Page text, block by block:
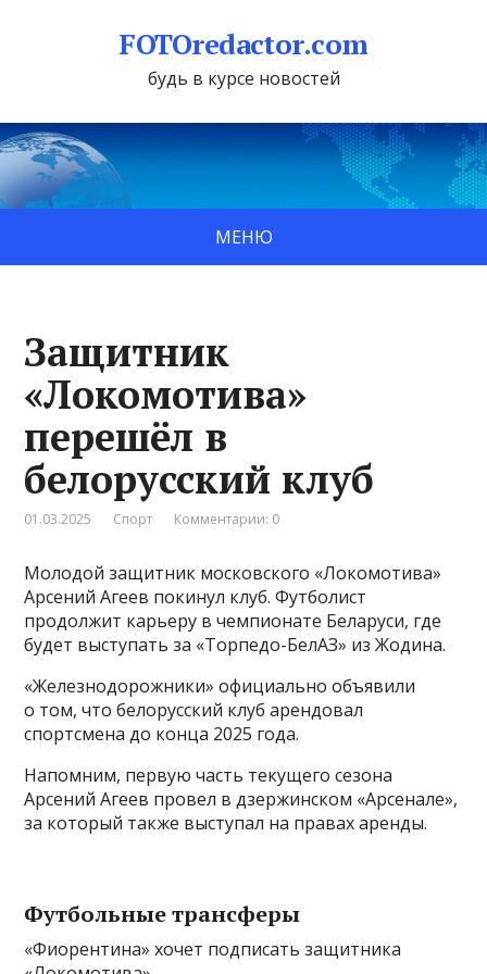
FOTOredactor.com
будь в курсе новостей
МЕНЮ
Защитник
«Локомотива»
перешёл в
белорусский клуб
01.03.2025 Спорт Комментарии: 0
Молодой защитник московского «Локомотива»
Арсений Агеев покинул клуб. Футболист
продолжит карьеру в чемпионате Беларуси, где
будет выступать за «Торпедо-БелАЗ» из Жодина.
«Железнодорожники» официально объявили
о том, что белорусский клуб арендовал
спортсмена до конца 2025 года.
Напомним, первую часть текущего сезона
Арсений Агеев провел в дзержинском «Арсенале»,
за который также выступал на правах аренды.
Футбольные трансферы
«Фиорентина» хочет подписать защитника